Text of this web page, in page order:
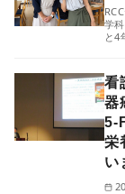
学
と4
看
器
5-
栄
い